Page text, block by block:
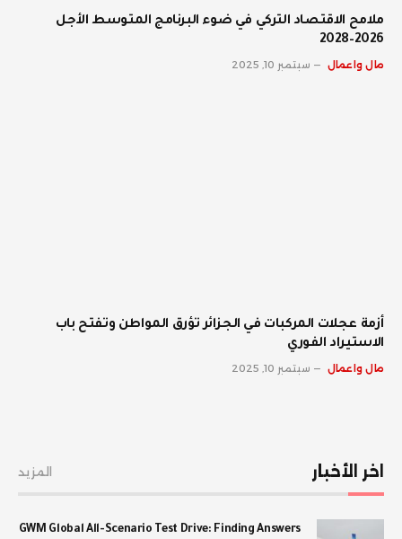
ملامح الاقتصاد التركي في ضوء البرنامج المتوسط الأجل
2026–2028
مال واعمال سبتمبر 10, 2025
أزمة عجلات المركبات في الجزائر تؤرق المواطن وتفتح باب
الاستيراد الفوري
مال واعمال سبتمبر 10, 2025
اخر الأخبار المزيد
GWM Global All-Scenario Test Drive: Finding Answers